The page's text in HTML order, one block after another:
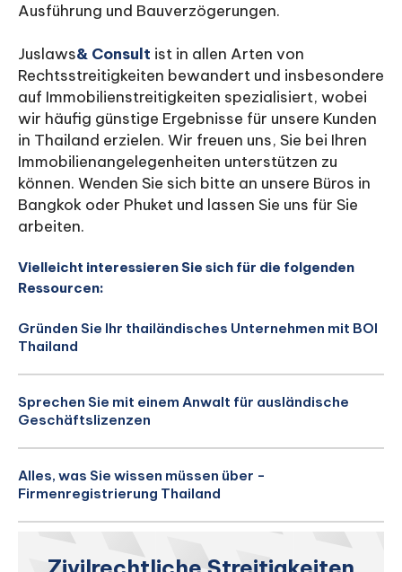
Ausführung und Bauverzögerungen.
Juslaws& Consult ist in allen Arten von
Rechtsstreitigkeiten bewandert und insbesondere
auf Immobilienstreitigkeiten spezialisiert, wobei
wir häufig günstige Ergebnisse für unsere Kunden
in Thailand erzielen. Wir freuen uns, Sie bei Ihren
Immobilienangelegenheiten unterstützen zu
können. Wenden Sie sich bitte an unsere Büros in
Bangkok oder Phuket und lassen Sie uns für Sie
arbeiten.
Vielleicht interessieren Sie sich für die folgenden
Ressourcen:
Gründen Sie Ihr thailändisches Unternehmen mit BOI
Thailand
Sprechen Sie mit einem Anwalt für ausländische
Geschäftslizenzen
Alles, was Sie wissen müssen über -
Firmenregistrierung Thailand